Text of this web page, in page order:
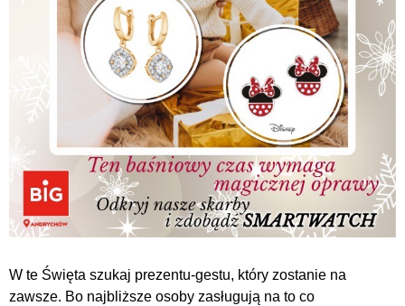
W te Święta szukaj prezentu-gestu, który zostanie na
zawsze. Bo najbliższe osoby zasługują na to co